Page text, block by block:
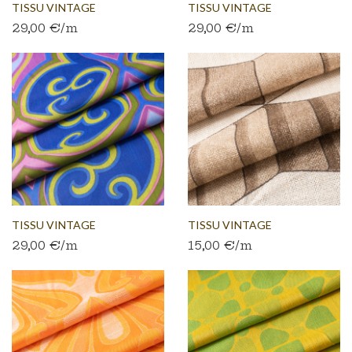
TISSU VINTAGE
AUTHENTIQUE...
29,00 €/m
TISSU VINTAGE
AUTHENTIQUE...
29,00 €/m
TISSU VINTAGE
AUTHENTIQUE...
29,00 €/m
TISSU VINTAGE
AUTHENTIQUE...
15,00 €/m